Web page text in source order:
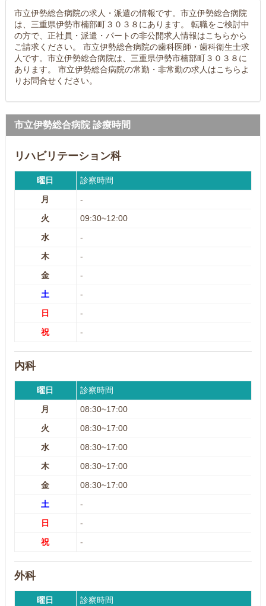
市立伊勢総合病院の求人・派遣の情報です。市立伊勢総合病院
は、三重県伊勢市楠部町３０３８にあります。 転職をご検討中
の方で、正社員・派遣・パートの非公開求人情報はこちらから
ご請求ください。 市立伊勢総合病院の歯科医師・歯科衛生士求
人です。市立伊勢総合病院は、三重県伊勢市楠部町３０３８に
あります。 市立伊勢総合病院の常勤・非常勤の求人はこちらよ
りお問合せください。
市立伊勢総合病院 診療時間
リハビリテーション科
曜日
診察時間
月
-
火
09:30~12:00
水
-
木
-
金
-
土
-
日
-
祝
-
内科
曜日
診察時間
月
08:30~17:00
火
08:30~17:00
水
08:30~17:00
木
08:30~17:00
金
08:30~17:00
土
-
日
-
祝
-
外科
曜日 診察時間